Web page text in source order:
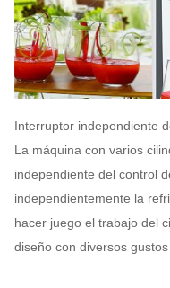
las eléctricas
220V,
60HZ
G.W 31KG
cargamento
del HQ
20'
cargamento
del pie
Interruptor independiente
La máquina con varios
independiente del control
independientemente la
hacer juego el trabajo del
diseño con diversos